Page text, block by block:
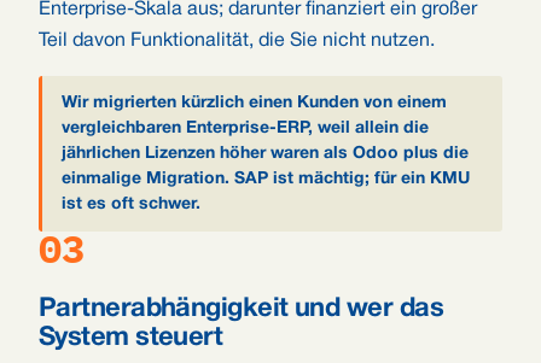
Enterprise-Skala aus; darunter finanziert ein großer
Teil davon Funktionalität, die Sie nicht nutzen.
Wir migrierten kürzlich einen Kunden von einem
vergleichbaren Enterprise-ERP, weil allein die
jährlichen Lizenzen höher waren als Odoo plus die
einmalige Migration. SAP ist mächtig; für ein KMU
ist es oft schwer.
03
Partnerabhängigkeit und wer das
System steuert